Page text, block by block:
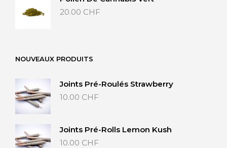
20.00 CHF
NOUVEAUX PRODUITS
Joints Pré-Roulés Strawberry
10.00 CHF
Joints Pré-Rolls Lemon Kush
10.00 CHF